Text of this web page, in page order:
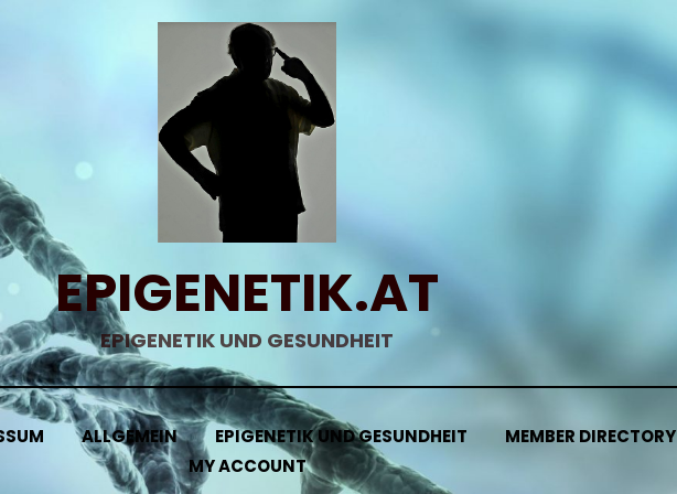
EPIGENETIK.AT
EPIGENETIK UND GESUNDHEIT
ALLGEMEIN EPIGENETIK UND GESUNDHEIT MEMBER DIRECTORY
MY ACCOUNT